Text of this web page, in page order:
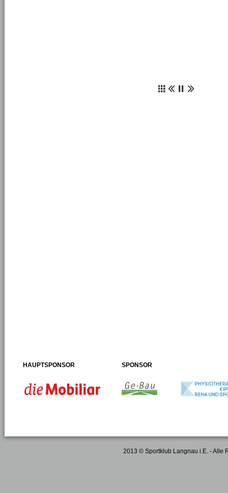
HAUPTSPONSOR SPONSOR
2013 © Sportklub Langnau i.E. - Alle